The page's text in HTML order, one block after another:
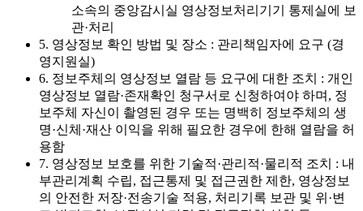
소속의 중앙감시실 영상정보처리기기 통제실에 보
관·처리
5. 영상정보 확인 방법 및 장소 : 관리책임자에 요구 (경
영지원실)
6. 정보주체의 영상정보 열람 등 요구에 대한 조치 : 개인
영상정보 열람·존재확인 청구서로 신청하여야 하며, 정
보주체 자신이 촬영된 경우 또는 명백히 정보주체의 생
명·신체·재산 이익을 위해 필요한 경우에 한해 열람을 허
용함
7. 영상정보 보호를 위한 기술적·관리적·물리적 조치 : 내
부관리계획 수립, 접근통제 및 접근권한 제한, 영상정보
의 안전한 저장·전송기술 적용, 처리기록 보관 및 위·변